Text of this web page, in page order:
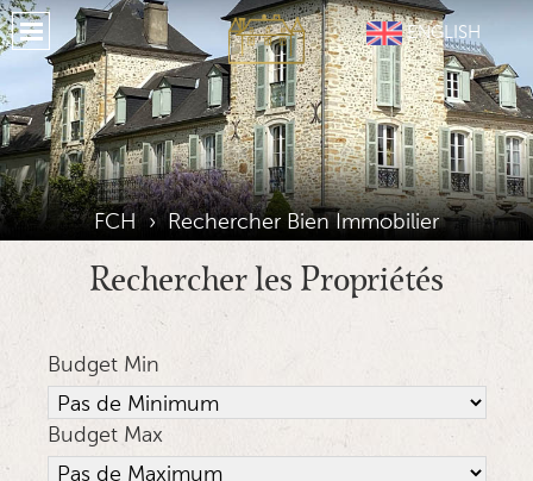
Accueil
A Propos FCH
Propriétés
Nos Services
Notre Région
Hérbergement
Témoignages
Situation
Galerie
Journal
ENGLISH
FCH › Rechercher Bien Immobilier
Rechercher les Propriétés
Budget Min
Budget Max